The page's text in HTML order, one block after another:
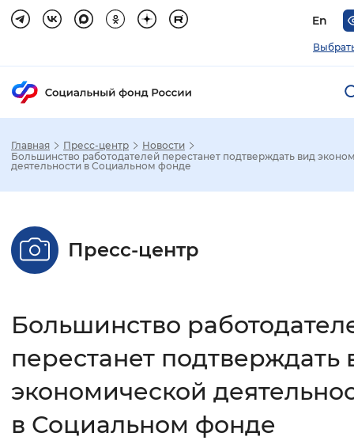
En
Настройка режима отображения
Стандартный
Интервал между буквами
Увеличенный
Главная Пресс-центр
Новости
Большинство работодателей перестанет подтверждать вид
деятельности в Социальном фонде
Пресс-центр
Большинство
перестанет подтверждать
экономической
в Социальном фонде